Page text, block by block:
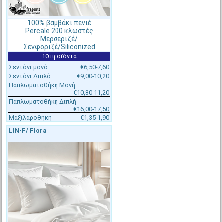
100% βαμβάκι πενιέ
Percale 200 κλωστές
Μερσεριζέ/
Σενφοριζέ/Siliconized
10 προϊόντα
Σεντόνι μονό
€6,50-7,60
Σεντόνι Διπλό
€9,00-10,20
Παπλωματοθήκη Μονή
€10,80-11,20
Παπλωματοθήκη Διπλή
€16,00-17,50
Μαξιλαροθήκη
€1,35-1,90
LIN-F/ Flora
€6,20 - €6,50
[#45406] LIN-X-240X260
Σεντόνι 240x260(4+1)cm, P/C
Στοκ πάνω από 200 ΤΕΜ
Αποστολή σε 1-2 ημέρες